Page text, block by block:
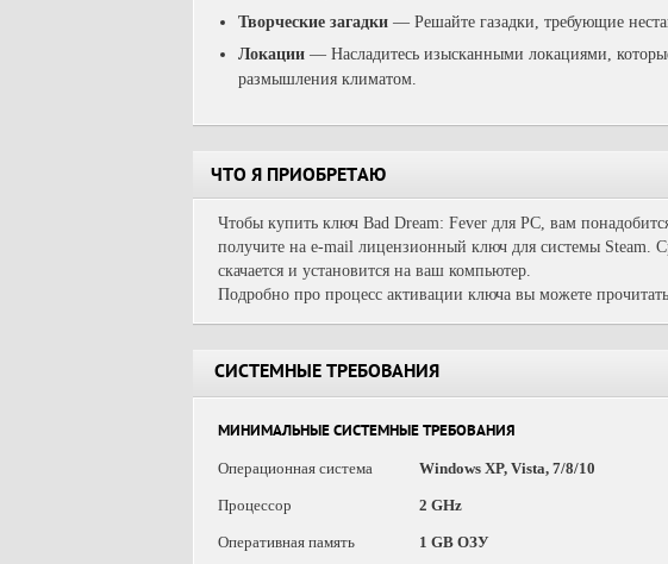
Творческие загадки — Решайте газадки, требующие
Локации — Насладитесь изысканными локациями,
размышления климатом.
ЧТО Я ПРИОБРЕТАЮ
Чтобы купить ключ Bad Dream: Fever для PC, вам
получите на e-mail лицензионный ключ для системы Steam.
скачается и установится на ваш компьютер.
Подробно про процесс активации ключа вы можете
СИСТЕМНЫЕ ТРЕБОВАНИЯ
МИНИМАЛЬНЫЕ СИСТЕМНЫЕ ТРЕБОВАНИЯ
Операционная система
Windows XP, Vista, 7/8/10
Процессор 2 GHz
Оперативная память 1 GB ОЗУ